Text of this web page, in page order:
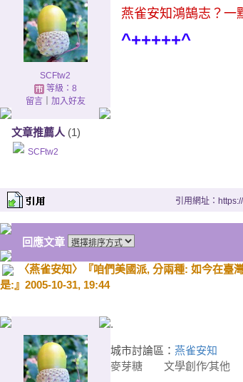
SCFtw2
等級：8
留言｜ 加入好友
文章推薦人 (1)
SCFtw2
燕雀安知鴻鵠志？一
^+++++^
引用網址：
回應文章
〈燕雀安知〉『咱們美國派, 分兩種: 如今在
是:』2005-10-31, 19:44
.
城市討論區： 燕雀安知
麥芽糖 文學創作∕其